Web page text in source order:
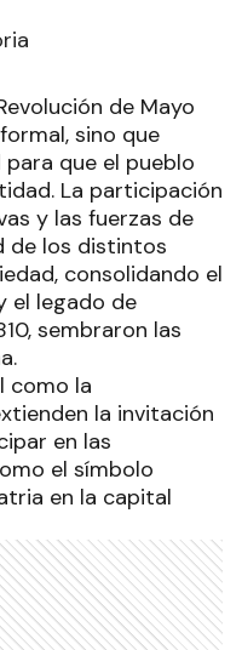
ver encendida la
de Mayo
sino que
que el pueblo
La participación
y las fuerzas de
de los distintos
consolidando el
legado de
sembraron las
como la
la invitación
en las
el símbolo
en la capital